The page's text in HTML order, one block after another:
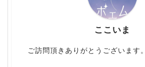
ここいま
ご訪問頂きありがとうございます。